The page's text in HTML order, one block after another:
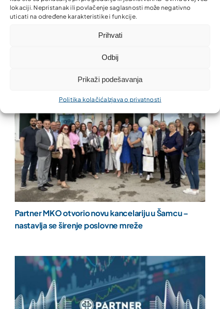
lokaciji. Nepristanak ili povlačenje saglasnosti može negativno
uticati na određene karakteristike i funkcije.
Prihvati
Odbij
Prikaži podešavanja
Politika kolačića Izjava o privatnosti
Nova kancelarija Partner MKO u Donjem Rahiću –
finansijske usluge bliže građanima i privredi
Partner MKO otvorio novu kancelariju u Šamcu –
nastavlja se širenje poslovne mreže